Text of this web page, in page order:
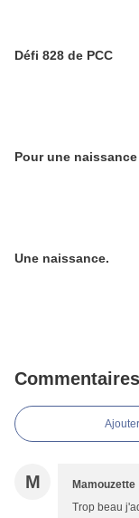
Défi 828 de PCC
Pour une naissance
Une naissance.
Commentaires
M Mamouzette
Trop beau